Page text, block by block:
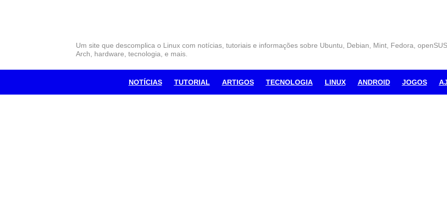
Um site que descomplica o Linux com notícias, tutoriais e informações sobre Ubuntu, Debian, Mint, Fedora,
Arch, hardware, tecnologia, e mais.
NOTÍCIAS TUTORIAL ARTIGOS TECNOLOGIA LINUX ANDROID JOGOS